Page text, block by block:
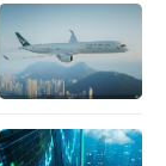
的畜牧业总
的第二位，
时全市逐步
应链效率有